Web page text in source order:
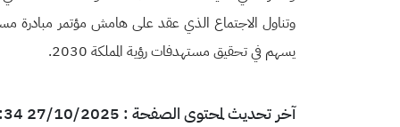
يسهم في تحقيق مستهدفات رؤية المملكة 2030.
آخر تحديث لمحتوى الصفحة : 27/10/2025 23:34 بتوقيت السعودية